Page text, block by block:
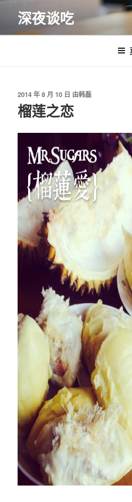
内
深夜谈吃
发
布
于
2014 年 8 月 10 日 由韩磊
榴莲之恋